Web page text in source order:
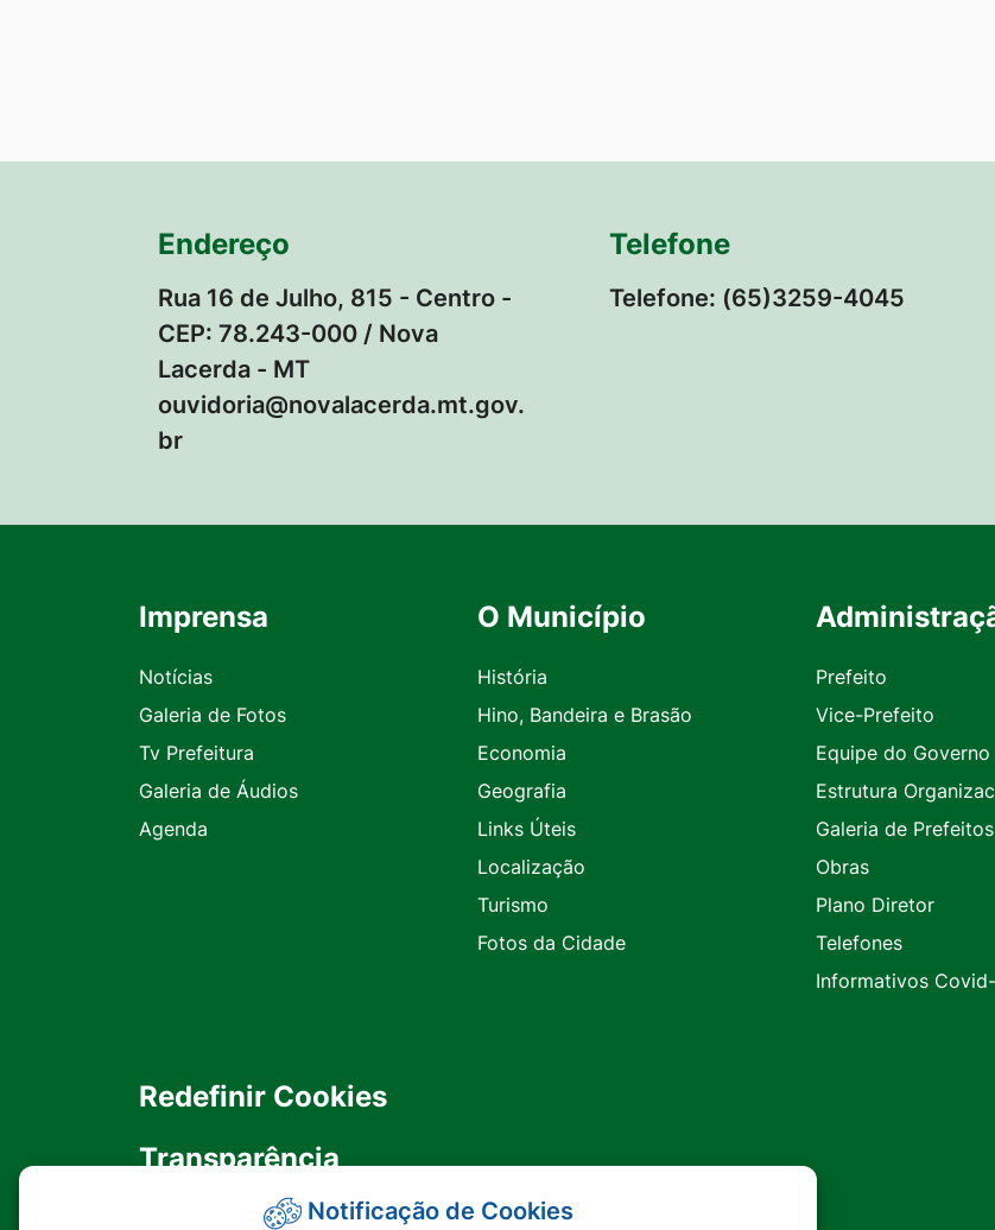
Endereço
Rua 16 de Julho, 815 - Centro -
CEP: 78.243-000 / Nova
Lacerda - MT
ouvidoria@novalacerda.mt.gov.
br
Telefone
Telefone: (65)3259-4045
Seção do Rodapé e Contato
Imprensa
Notícias
Galeria de Fotos
Tv Prefeitura
Galeria de Áudios
Agenda
O Município
História
Hino, Bandeira e Brasão
Economia
Geografia
Links Úteis
Localização
Turismo
Fotos da Cidade
Prefeito
Vice-Prefeito
Equipe do Governo
Estrutura
Galeria de Prefeitos
Obras
Plano Diretor
Telefones
Informativos
Redefinir Cookies
Transparência
Ouvidoria
Notificação de Cookies